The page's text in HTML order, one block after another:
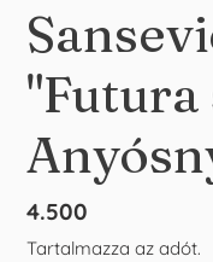
"Futura
Normál
ár
4.500
Tartalmazza az adót.